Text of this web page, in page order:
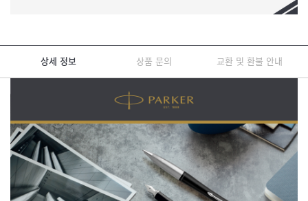
상세 정보 상품 문의 교환 및 환불 안내